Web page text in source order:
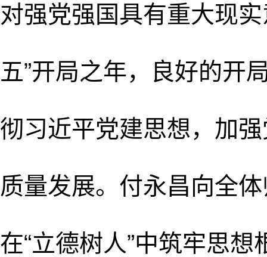
对强党强国具有重大现
五”开局之年，良好的开
彻习近平党建思想，加
质量发展。付永昌向全
在“立德树人”中筑牢思